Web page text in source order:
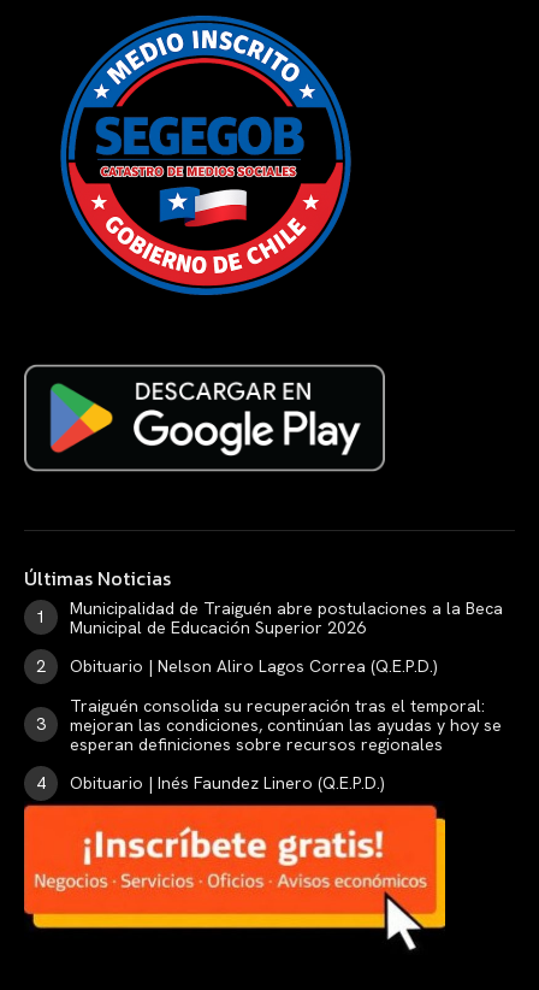
Últimas Noticias
Municipalidad de Traiguén abre postulaciones a la Beca
Municipal de Educación Superior 2026
Obituario | Nelson Aliro Lagos Correa (Q.E.P.D.)
Traiguén consolida su recuperación tras el temporal:
mejoran las condiciones, continúan las ayudas y hoy se
esperan definiciones sobre recursos regionales
Obituario | Inés Faundez Linero (Q.E.P.D.)